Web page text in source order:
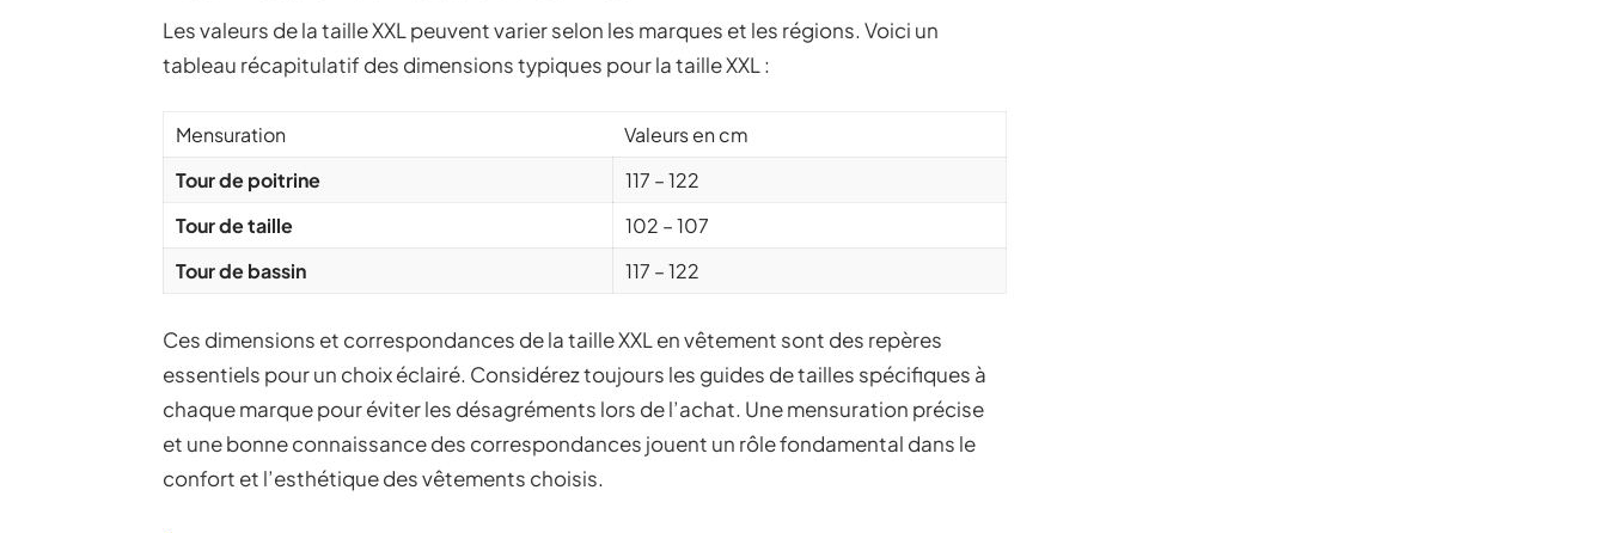
Les valeurs de la taille XXL peuvent varier selon les marques et les régions. Voici un
tableau récapitulatif des dimensions typiques pour la taille XXL :
Mensuration
Valeurs en cm
Tour de poitrine
117 – 122
Tour de taille
102 – 107
Tour de bassin
117 – 122
Ces dimensions et correspondances de la taille XXL en vêtement sont des repères
essentiels pour un choix éclairé. Considérez toujours les guides de tailles spécifiques à
chaque marque pour éviter les désagréments lors de l’achat. Une mensuration précise
et une bonne connaissance des correspondances jouent un rôle fondamental dans le
confort et l’esthétique des vêtements choisis.